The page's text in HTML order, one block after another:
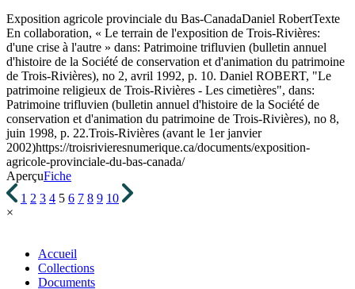
Exposition agricole provinciale du Bas-CanadaDaniel RobertTexte
En collaboration, « Le terrain de l'exposition de Trois-Rivières:
d'une crise à l'autre » dans: Patrimoine trifluvien (bulletin annuel
d'histoire de la Société de conservation et d'animation du patrimoine
de Trois-Rivières), no 2, avril 1992, p. 10. Daniel ROBERT, "Le
patrimoine religieux de Trois-Rivières - Les cimetières", dans:
Patrimoine trifluvien (bulletin annuel d'histoire de la Société de
conservation et d'animation du patrimoine de Trois-Rivières), no 8,
juin 1998, p. 22.Trois-Rivières (avant le 1er janvier
2002)https://troisrivieresnumerique.ca/documents/exposition-
agricole-provinciale-du-bas-canada/
AperçuFiche
1 2 3 4 5 6 7 8 9 10
×
Accueil
Collections
Documents